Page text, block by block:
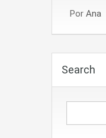
Por Ana
Search